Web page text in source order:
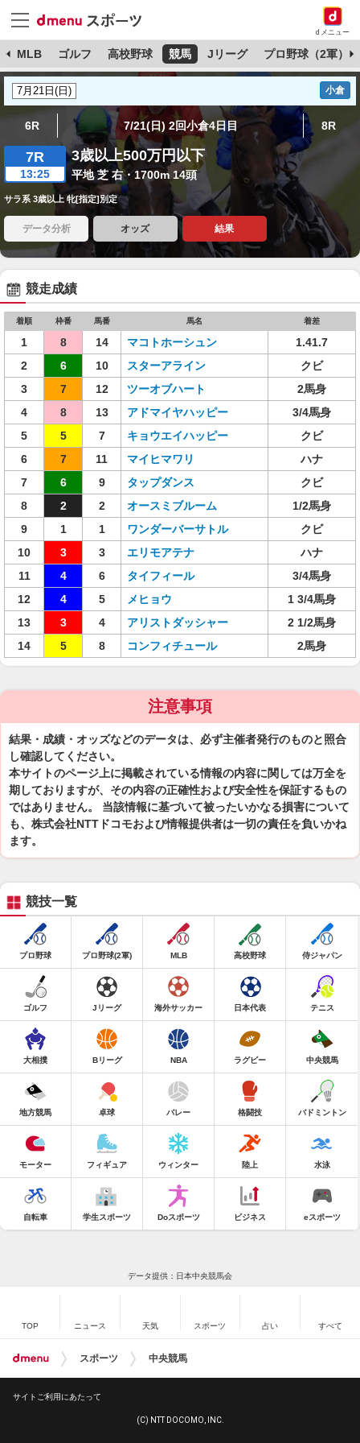
dメニュー
MLB ゴルフ 高校野球 競馬 Jリーグ プロ野球（2軍）
小倉
6R 7/21(日) 2回小倉4日目 8R
7R
13:25
3歳以上500万円以下
平地 芝 右・1700m 14頭
サラ系 3歳以上 牝[指定]別定
データ分析 オッズ 結果
競走成績
着順 枠番 馬番 馬名 着差
1 8 14 マコトホーシュン
1.41.7
2
6 10 スターアライン
クビ
3
7 12 ツーオブハート
2馬身
4
8 13 アドマイヤハッピー
3/4馬身
5
5 7 キョウエイハッピー
クビ
6
7 11 マイヒマワリ
ハナ
7
6 9 タップダンス
クビ
8
2 2 オースミブルーム
1/2馬身
9
1 1 ワンダーバーサトル
クビ
10
3 3 エリモアテナ
ハナ
11
4 6 タイフィール
3/4馬身
12
4 5 メヒョウ
1 3/4馬身
13
3 4 アリストダッシャー
2 1/2馬身
14
5 8 コンフィチュール 2馬身
注意事項
結果・成績・オッズなどのデータは、必ず主催者発行のものと照合
し確認してください。
本サイトのページ上に掲載されている情報の内容に関しては万全を
期しておりますが、その内容の正確性および安全性を保証するもの
ではありません。 当該情報に基づいて被ったいかなる損害について
も、株式会社NTTドコモおよび情報提供者は一切の責任を負いかね
ます。
競技一覧
プロ野球 プロ野球(2軍) MLB 高校野球 侍ジャパン
ゴルフ Jリーグ 海外サッカー 日本代表 テニス
大相撲 Bリーグ NBA ラグビー 中央競馬
地方競馬 卓球 バレー 格闘技 バドミントン
モーター フィギュア ウィンター 陸上 水泳
自転車 学生スポーツ Doスポーツ ビジネス eスポーツ
データ提供：日本中央競馬会
TOP ニュース 天気 スポーツ 占い すべて
スポーツ 中央競馬
サイトご利用にあたって
(C) NTT DOCOMO, INC.